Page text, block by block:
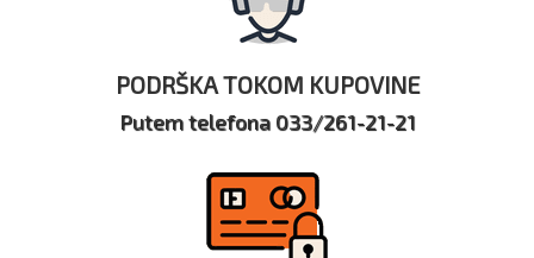
PODRŠKA TOKOM KUPOVINE
Putem telefona 033/261-21-21